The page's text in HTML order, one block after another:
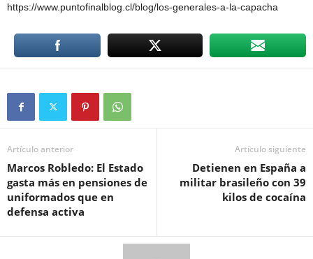
https://www.puntofinalblog.cl/blog/los-generales-a-la-capacha
Artículo anterior
Marcos Robledo: El Estado
gasta más en pensiones de
uniformados que en
defensa activa
Artículo siguiente
Detienen en España a
militar brasileño con 39
kilos de cocaína